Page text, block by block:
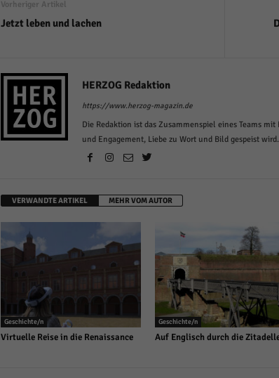
Vorheriger Artikel
Jetzt leben und lachen
HERZOG Redaktion
https://www.herzog-magazin.de
Die Redaktion ist das Zusammenspiel eines Teams
und Engagement, Liebe zu Wort und Bild gespeist wird.
VERWANDTE ARTIKEL MEHR VOM AUTOR
Geschichte/n
Virtuelle Reise in die Renaissance
Geschichte/n
Auf Englisch durch die